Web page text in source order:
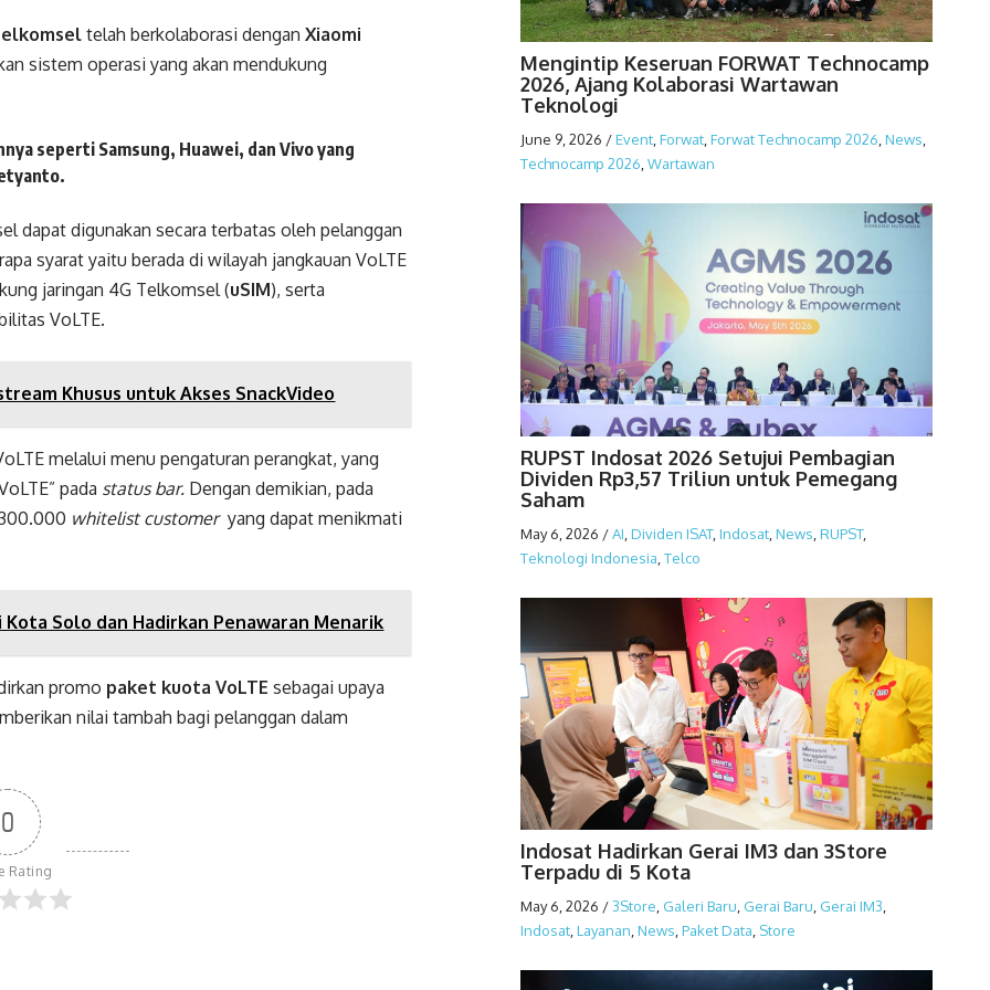
telah berkolaborasi denganXiaomi
sistem operasi yang akan mendukung
seperti Samsung, Huawei, dan Vivo yang
dapat digunakan secara terbatas oleh pelanggan
syarat yaitu berada di wilayah jangkauan VoLTE
jaringan 4G Telkomsel (uSIM), serta
VoLTE.
Khusus untuk Akses SnackVideo
melalui menu pengaturan perangkat, yang
pada status bar. Dengan demikian, pada
whitelist customeryang dapat menikmati
Solo dan Hadirkan Penawaran Menarik
promo paket kuota VoLTE sebagai upaya
nilai tambah bagi pelanggan dalam
0
Rating
Mengintip Keseruan FORWAT Technocamp
2026, Ajang Kolaborasi Wartawan
Teknologi
June 9, 2026 /Event,Forwat,Forwat Technocamp 2026,News,
Technocamp 2026,Wartawan
RUPST Indosat 2026 Setujui Pembagian
Dividen Rp3,57 Triliun untuk Pemegang
Saham
May 6, 2026 /AI Dividen ISAT, Indosat, News RUPST,
Teknologi Indonesia Telco
Indosat Hadirkan Gerai IM3 dan 3Store
Terpadu di 5 Kota
May 6, 2026 /3Store Galeri Baru Gerai Baru Gerai IM3
Indosat, Layanan News Paket Data Store